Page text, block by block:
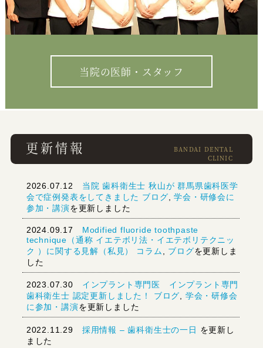
当院の医師・スタッフ
更新情報
2026.07.12 当院 歯科衛生士 秋山が 群馬県歯科医学
会で症例発表をしてきました ブログ ,学会・研修会に
参加・講演を更新しました
2024.09.17 Modified fluoride toothpaste
technique（通称 イエテボリ法・イエテボリテクニッ
ク ）に関する見解（私見）
コラム ブログを更新しま
した
2023.07.30 インプラント専門医 インプラント専門
歯科衛生士 認定更新しました！
ブログ, 学会・研修会
に参加・講演を更新しました
2022.11.29 採用情報 – 歯科衛生士の一日 を更新し
ました